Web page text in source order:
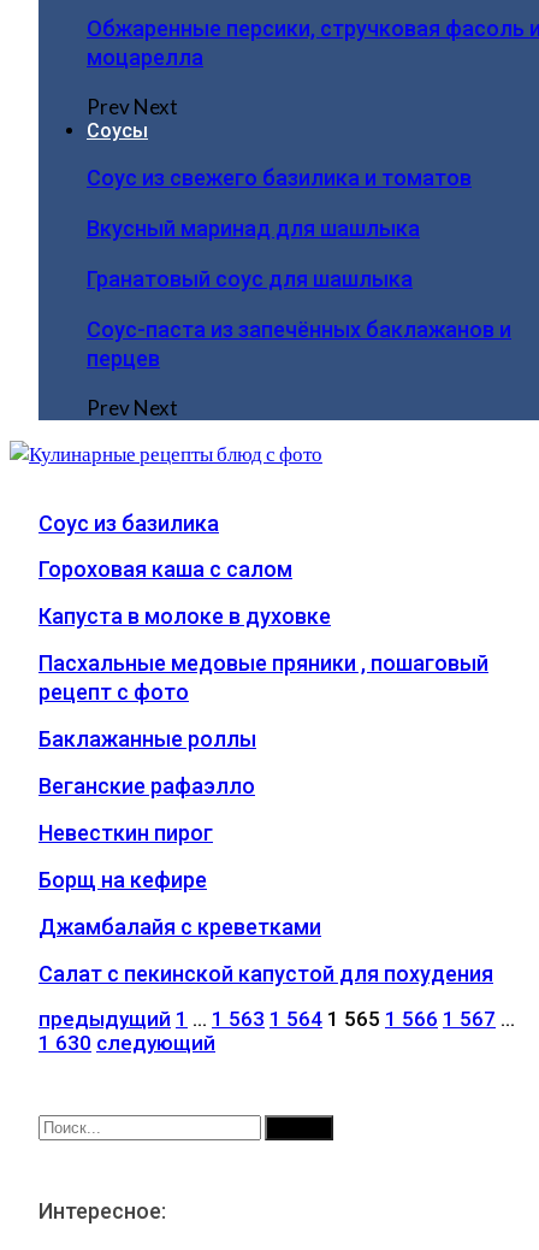
Обжаренные персики, стручковая фасоль
моцарелла
PrevNext
Соусы
Соус из свежего базилика и томатов
Вкусный маринад для шашлыка
Гранатовый соус для шашлыка
Соус-паста из запечённых баклажанов и
перцев
PrevNext
Соус из базилика
Гороховая каша с салом
Капуста в молоке в духовке
Пасхальные медовые пряники , пошаговый
рецепт с фото
Баклажанные роллы
Веганские рафаэлло
Невесткин пирог
Борщ на кефире
Джамбалайя с креветками
Салат с пекинской капустой для похудения
предыдущий 1 … 1 563 1 564 1 565 1 566 1 567 …
1 630 следующий
Интересное: